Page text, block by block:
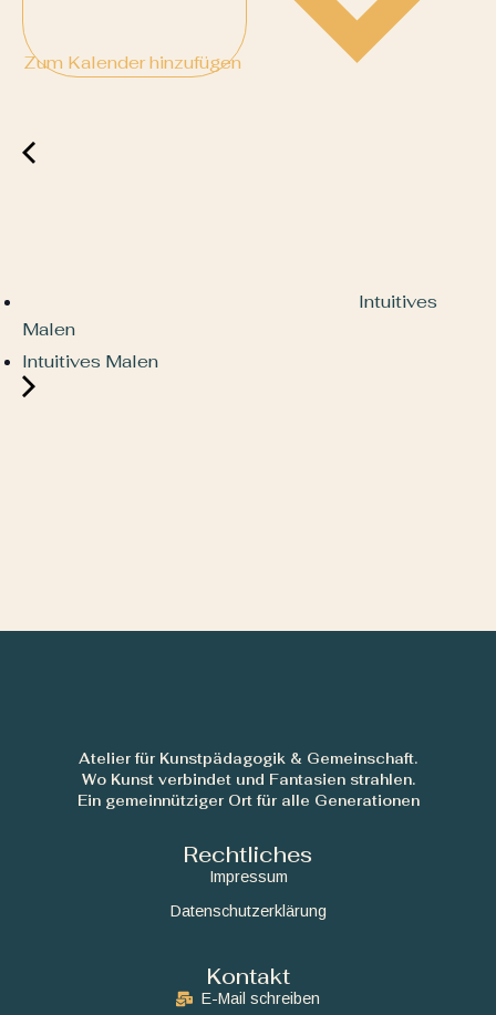
Zum Kalender hinzufügen
Intuitives
Malen
Intuitives Malen
Atelier für Kunstpädagogik & Gemeinschaft.
Wo Kunst verbindet und Fantasien strahlen.
Ein gemeinnütziger Ort für alle Generationen
Rechtliches
Impressum
Datenschutzerklärung
Kontakt
E-Mail schreiben